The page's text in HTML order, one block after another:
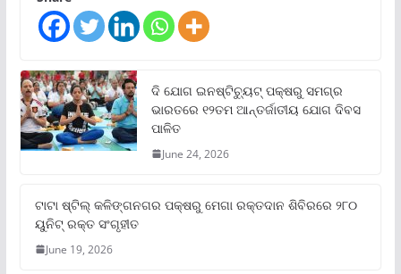
ଦି ଯୋଗ ଇନଷ୍ଟିଚ୍ୟୁଟ୍ ପକ୍ଷରୁ ସମଗ୍ର
ଭାରତରେ ୧୨ତମ ଆନ୍ତର୍ଜାତୀୟ ଯୋଗ ଦିବସ
ପାଳିତ
June 24, 2026
ଟାଟା ଷ୍ଟିଲ୍‌ କଳିଙ୍ଗନଗର ପକ୍ଷରୁ ମେଗା ରକ୍ତଦାନ ଶିବିରରେ ୨୮୦
ୟୁନିଟ୍‌ ରକ୍ତ ସଂଗୃହୀତ
June 19, 2026